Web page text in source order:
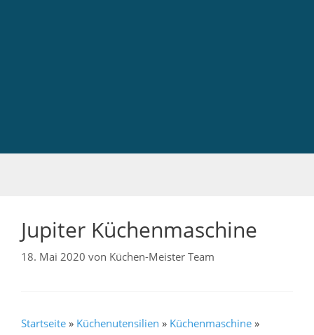
Jupiter Küchenmaschine
18. Mai 2020 von Küchen-Meister Team
Startseite » Küchenutensilien » Küchenmaschine »